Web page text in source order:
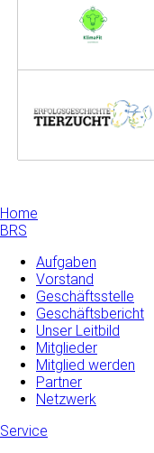
Home
BRS
Aufgaben
Vorstand
Geschäftsstelle
Geschäftsbericht
Unser Leitbild
Mitglieder
Mitglied werden
Partner
Netzwerk
Service